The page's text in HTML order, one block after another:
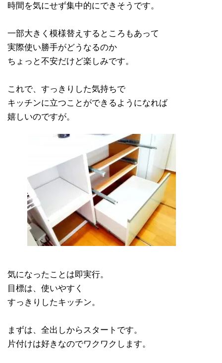
時間を気にせず集中的にできそうです。
一部大きく模様替えするところもあって
実際使い勝手がどうなるのか
ちょっと不安だけど楽しみです。
これで、すっきりした気持ちで
キッチンに立つことができるようになれば
嬉しいのですが。
気になったことは即実行。
目標は、使いやすく
すっきりしたキッチン。
まずは、全出しからスタートです。
片付けは好きなのでワクワクします。